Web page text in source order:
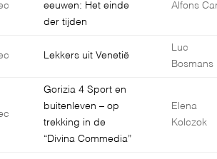
eeuwen: Het einde
der tijden
Alfons
Lekkers uit Venetië
Luc
Bosmans
Gorizia 4 Sport en
buitenleven – op
trekking in de
“Divina Commedia”
Elena
Kolczok